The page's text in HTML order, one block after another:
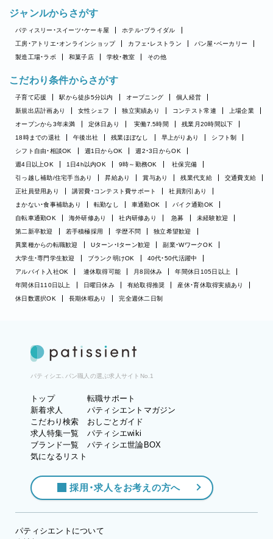
ジャンルからさがす
パティスリー・スイーツ・ケーキ屋
ホテル・ブライダル
工房・アトリエ・オンラインショップ
カフェ・レストラン
パン屋・ベーカリー
製造工場・ラボ
和菓子店 学校・教室 その他
こだわり条件からさがす
子育て応援 駅から徒歩5分以内 オープニング
個人経営
新規出店計画あり
女性シェフ 独立実績あり コンテスト常連
上場企業
オープンから3年未満
定休日あり 実働7.5時間
残業月20時間以下
18時までの退社
午後出社 残業ほぼなし 早上がりあり
シフト制
シフト自由・相談OK
週1日からOK
週2・3日からOK
週4日以上OK
1日4h以内OK 9時～勤務OK
社保完備
引っ越し補助/住宅手当あり
昇給あり 賞与あり 残業代支給
交通費支給
正社員登用あり
講習費・コンテスト費サポート
社員割引あり
まかない・食事補助あり
転勤なし 車通勤OK
バイク通勤OK
自転車通勤OK
海外研修あり 社内研修あり 急募
未経験歓迎
第二新卒歓迎
若手積極採用 学歴不問
独立希望歓迎
異業種からの転職歓迎
Uターン・Iターン歓迎
副業・WワークOK
大学生・専門学生歓迎
ブランク明けOK
40代・50代活躍中
アルバイト入社OK
連休取得可能 月8回休み
年間休日105日以上
年間休日110日以上
日曜日休み 有給取得推奨
産休・育休取得実績あり
休日数選択OK
長期休暇あり 完全週休二日制
パティシエ、パン職人の選ぶ求人サイトNo.1
トップ
新着求人
こだわり検索
求人特集一覧
ブランド一覧
気になるリスト
転職サポート
パティシエントマガジン
おしごとガイド
パティシエwiki
パティシエ世論BOX
採用・求人をお考えの方へ
パティシエントについて